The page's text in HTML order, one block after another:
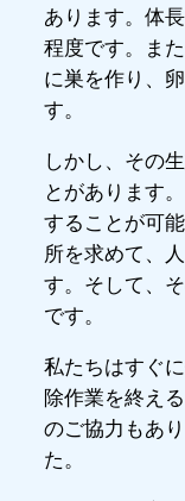
あります。体
程度です。ま
に巣を作り、
す。
しかし、その
とがあります
することが可
所を求めて、
す。そして、
です。
私たちはすぐ
除作業を終え
のご協力もあ
た。